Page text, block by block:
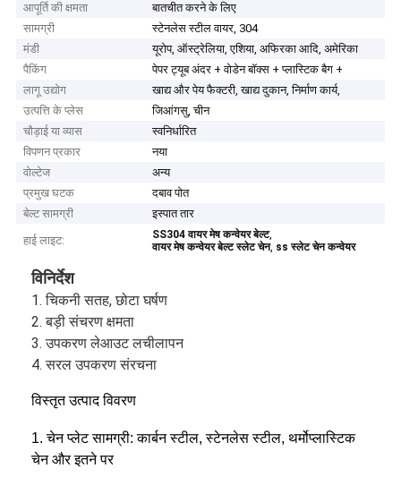
आपूर्ति की क्षमता
बातचीत करने के लिए
सामग्री
स्टेनलेस स्टील वायर, 304
मंडी
यूरोप, ऑस्ट्रेलिया, एशिया, अफिरका आदि, अमेरिका
पैकिंग
पेपर ट्यूब अंदर + वोडेन बॉक्स + प्लास्टिक बैग +
लागू उद्योग
खाद्य और पेय फैक्टरी, खाद्य दुकान, निर्माण कार्य,
उत्पत्ति के प्लेस
जिआंगसु, चीन
चौड़ाई या व्यास
स्वनिर्धारित
विपणन प्रकार
नया
वोल्टेज
अन्य
प्रमुख घटक
दबाव पोत
बेल्ट सामग्री
इस्पात तार
हाई लाइट:
SS304 वायर मेष कन्वेयर बेल्ट,
वायर मेष कन्वेयर बेल्ट स्लेट चेन, ss स्लेट चेन कन्वेयर
विनिर्देश
1. चिकनी सतह, छोटा घर्षण
2. बड़ी संचरण क्षमता
3. उपकरण लेआउट लचीलापन
4. सरल उपकरण संरचना
विस्तृत उत्पाद विवरण
1. चेन प्लेट सामग्री: कार्बन स्टील, स्टेनलेस स्टील, थर्मोप्लास्टिक
चेन और इतने पर